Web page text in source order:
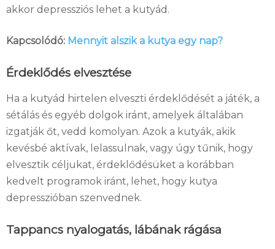
akkor depressziós lehet a kutyád.
Kapcsolódó: Mennyit alszik a kutya egy nap?
Érdeklődés elvesztése
Ha a kutyád hirtelen elveszti érdeklődését a játék, a
sétálás és egyéb dolgok iránt, amelyek általában
izgatják őt, vedd komolyan. Azok a kutyák, akik
kevésbé aktívak, lelassulnak, vagy úgy tűnik, hogy
elvesztik céljukat, érdeklődésüket a korábban
kedvelt programok iránt, lehet, hogy kutya
depresszióban szenvednek.
Tappancs nyalogatás, lábának rágása